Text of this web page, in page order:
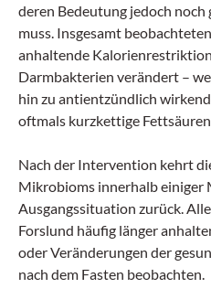
deren Bedeutung jedoch
muss. Insgesamt
anhaltende
Darmbakterien verändert –
hin zu anti­entzündlich
oftmals kurzkettige Fettsäuren
Nach der Intervention kehrt
Mikrobioms innerhalb einiger
Ausgangssituation zurück.
Fors­lund häufig länger
oder Veränderungen der
nach dem Fasten beobachten.